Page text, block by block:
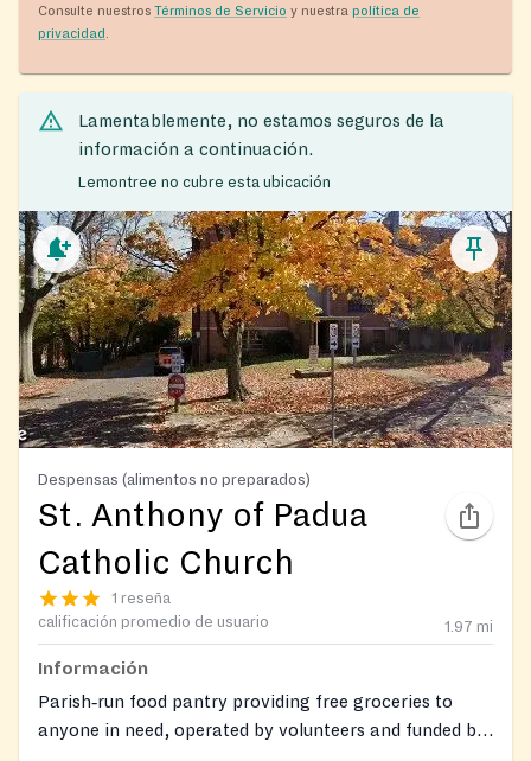
Consulte nuestros Términos de Servicio y nuestra política de
privacidad
Lamentablemente, no estamos seguros de la
información a continuación.
Lemontree no cubre esta ubicación
Despensas (alimentos no preparados)
St. Anthony of Padua
Catholic Church
1 reseña
calificación promedio de usuario
1.97 mi
Información
Parish‑run food pantry providing free groceries to
anyone in need, operated by volunteers and funded by